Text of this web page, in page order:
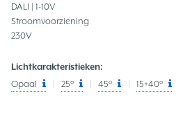
DALI | 1-10V
Stroomvoorziening
230V
Lichtkarakteristieken:
Opaal
25° 45° 15+40°